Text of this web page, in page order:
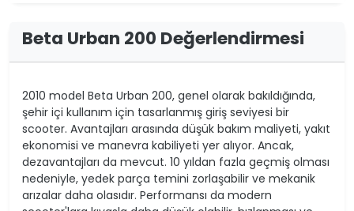
Beta Urban 200 Değerlendirmesi
2010 model Beta Urban 200, genel olarak bakıldığında,
şehir içi kullanım için tasarlanmış giriş seviyesi bir
scooter. Avantajları arasında düşük bakım maliyeti, yakıt
ekonomisi ve manevra kabiliyeti yer alıyor. Ancak,
dezavantajları da mevcut. 10 yıldan fazla geçmiş olması
nedeniyle, yedek parça temini zorlaşabilir ve mekanik
arızalar daha olasıdır. Performansı da modern